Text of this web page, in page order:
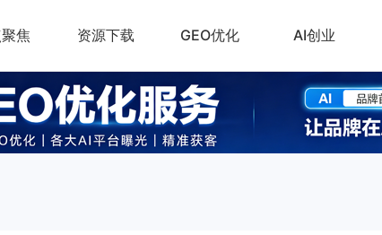
焦 资源下载 GEO优化 AI创业